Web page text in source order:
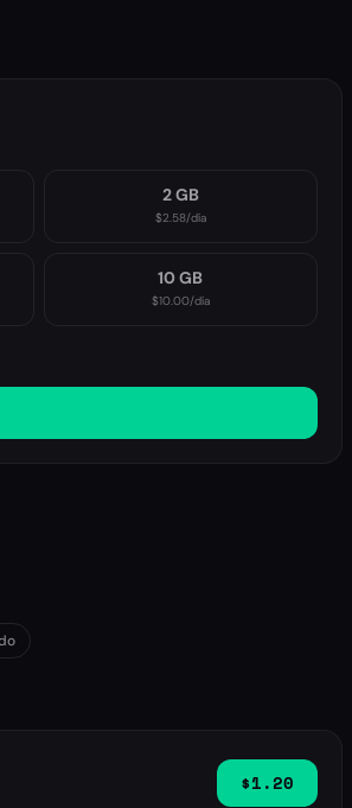
2 GB
$2.58/día
10 GB
$10.00/día
$1.20